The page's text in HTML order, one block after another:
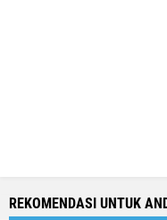
REKOMENDASI UNTUK